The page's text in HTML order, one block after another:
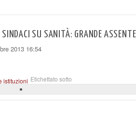
SINDACI SU SANITÀ: GRANDE
2013 16:54
istituzioni Etichettato sotto